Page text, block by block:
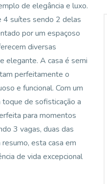
de elegância e luxo.
4 suítes sendo 2 delas
por um espaçoso
diversas
elegante. A casa é semi
perfeitamente o
e funcional. Com um
de sofisticação a
para momentos
3 vagas, duas das
esta casa em
de vida excepcional